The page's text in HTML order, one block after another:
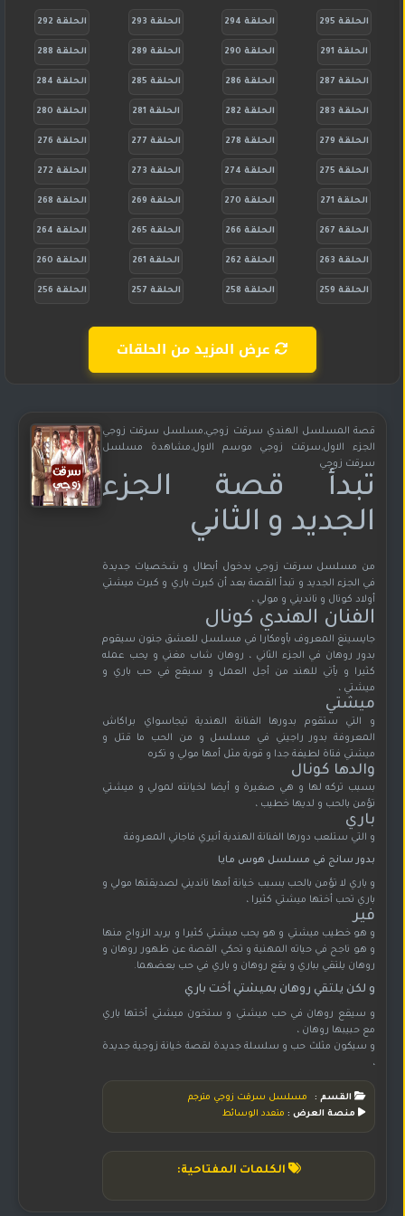
الحلقة 295 الحلقة 294 الحلقة 293 الحلقة 292
الحلقة 291 الحلقة 290 الحلقة 289 الحلقة 288
الحلقة 287 الحلقة 286 الحلقة 285 الحلقة 284
الحلقة 283 الحلقة 282 الحلقة 281 الحلقة 280
الحلقة 279 الحلقة 278 الحلقة 277 الحلقة 276
الحلقة 275 الحلقة 274 الحلقة 273 الحلقة 272
الحلقة 271 الحلقة 270 الحلقة 269 الحلقة 268
الحلقة 267 الحلقة 266 الحلقة 265 الحلقة 264
الحلقة 263 الحلقة 262 الحلقة 261 الحلقة 260
الحلقة 259 الحلقة 258 الحلقة 257 الحلقة 256
عرض المزيد من الحلقات
قصة المسلسل الهندي سرقت زوجي,مسلسل سرقت زوجي
الجزء الاول,سرقت زوجي موسم الاول,مشاهدة مسلسل
سرقت زوجي
تبدأ قصة الجزء
الجديد و الثاني
من مسلسل سرقت زوجي بدخول أبطال و شخصيات جديدة
في الجزء الجديد و تبدأ القصة بعد أن كبرت باري و كبرت ميشتي
أولاد كونال و نانديني و مولي ،
الفنان الهندي كونال
جايسينغ المعروف بأومكارا في مسلسل للعشق جنون سيقوم
بدور روهان في الجزء الثاني ، روهان شاب مغني و يحب عمله
كثيرا و يأتي للهند من أجل العمل و سيقع في حب باري و
ميشتي ،
ميشتي
و التي ستقوم بدورها الفنانة الهندية تيجاسواي براكاش
المعروفة بدور راجيني في مسلسل و من الحب ما قتل و
ميشتي فتاة لطيفة جدا و قوية مثل أمها مولي و تكره
والدها كونال
بسبب تركه لها و هي صغيرة و أيضا لخيانته لمولي و ميشتي
تؤمن بالحب و لديها خطيب ،
باري
و التي ستلعب دورها الفنانة الهندية أنيري فاجاني المعروفة
بدور سانج في مسلسل هوس مايا
و باري لا تؤمن بالحب بسبب خيانة أمها نانديني لصديقتها مولي و
باري تحب أختها ميشتي كثيرا ،
فير
و هو خطيب ميشتي و هو يحب ميشتي كثيرا و يريد الزواج منها
و هو ناجح في حياته المهنية و تحكي القصة عن ظهور روهان و
روهان يلتقي بباري و يقع روهان و باري في حب بعضهما.
و لكن يلتقي روهان بميشتي أخت باري
و سيقع روهان في حب ميشتي و ستخون ميشتي أختها باري
مع حبيبها روهان ،
و سيكون مثلث حب و سلسلة جديدة لقصة خيانة زوجية جديدة
،
القسم :
مسلسل سرقت زوجي مترجم
منصة العرض : متعدد الوسائط
الكلمات المفتاحية: